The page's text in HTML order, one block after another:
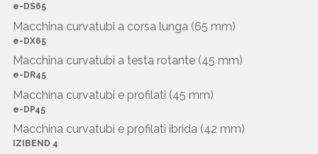
e-DS65
Macchina curvatubi a corsa lunga (65 mm)
e-DX65
Macchina curvatubi a testa rotante (45 mm)
e-DR45
Macchina curvatubi e profilati (45 mm)
e-DP45
Macchina curvatubi e profilati ibrida (42 mm)
IZIBEND 4